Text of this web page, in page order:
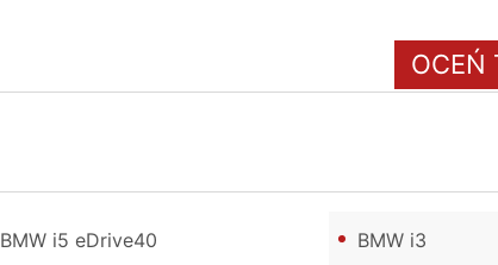
OCEŃ
BMW i5 eDrive40 BMW i3